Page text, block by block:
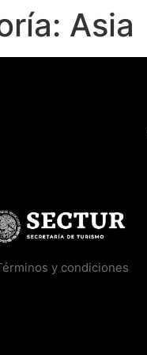
Asia
y condiciones